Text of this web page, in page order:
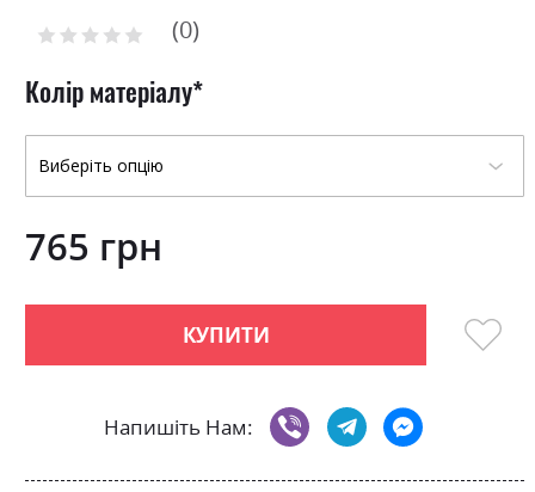
the
gallery
Рейтинг: 0
Колір матеріалу
765 грн
КУПИТИ
Напишіть Нам: